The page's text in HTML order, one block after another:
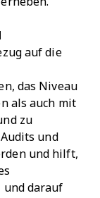
auf die
das Niveau
als auch mit
zu
und
und hilft,
und darauf